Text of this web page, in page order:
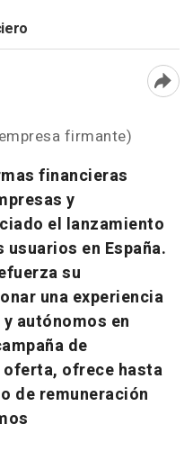
firmante)
financieras
y
el lanzamiento
usuarios en España.
su
una experiencia
autónomos en
de
oferta, ofrece hasta
de remuneración